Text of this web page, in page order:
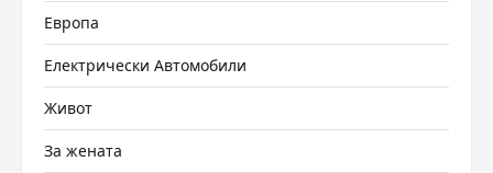
Европа
Електрически Автомобили
Живот
За жената